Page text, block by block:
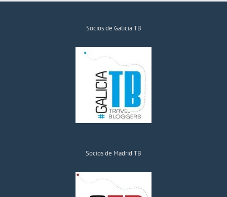
Socios de Galicia TB
Socios de Madrid TB